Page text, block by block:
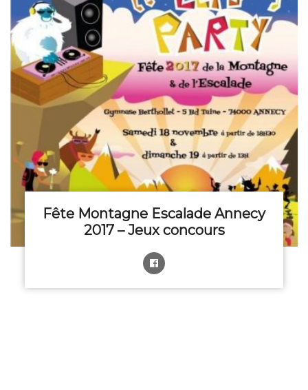
Fête Montagne Escalade Annecy
2017 – Jeux concours